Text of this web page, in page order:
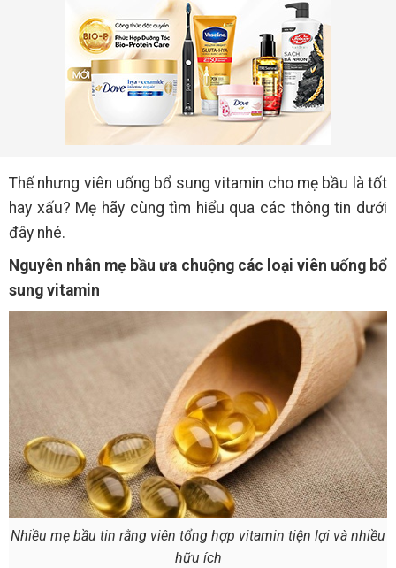
Thế nhưng viên uống bổ sung vitamin cho mẹ bầu là tốt
hay xấu? Mẹ hãy cùng tìm hiểu qua các thông tin dưới
đây nhé.
Nguyên nhân mẹ bầu ưa chuộng các loại viên uống bổ
sung vitamin
Nhiều mẹ bầu tin rằng viên tổng hợp vitamin tiện lợi và nhiều
hữu ích